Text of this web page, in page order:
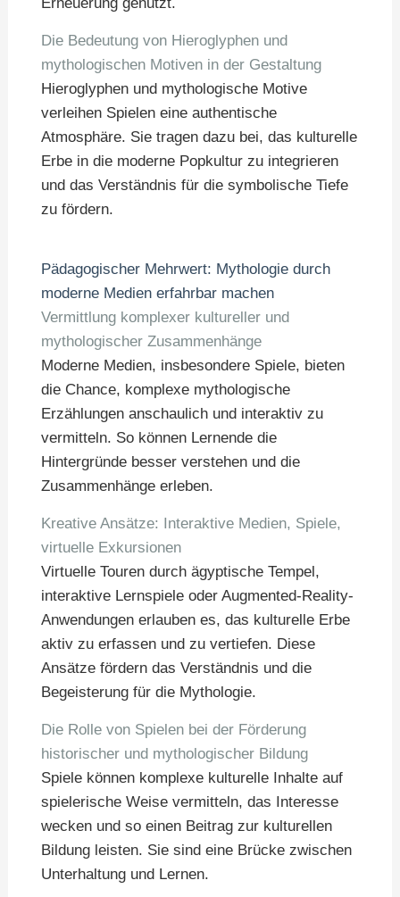
Die Bedeutung von Hieroglyphen und
mythologischen Motiven in der Gestaltung
Hieroglyphen und mythologische Motive
verleihen Spielen eine authentische
Atmosphäre. Sie tragen dazu bei, das kulturelle
Erbe in die moderne Popkultur zu integrieren
und das Verständnis für die symbolische Tiefe
zu fördern.
Pädagogischer Mehrwert: Mythologie durch
moderne Medien erfahrbar machen
Vermittlung komplexer kultureller und
mythologischer Zusammenhänge
Moderne Medien, insbesondere Spiele, bieten
die Chance, komplexe mythologische
Erzählungen anschaulich und interaktiv zu
vermitteln. So können Lernende die
Hintergründe besser verstehen und die
Zusammenhänge erleben.
Kreative Ansätze: Interaktive Medien, Spiele,
virtuelle Exkursionen
Virtuelle Touren durch ägyptische Tempel,
interaktive Lernspiele oder Augmented-Reality-
Anwendungen erlauben es, das kulturelle Erbe
aktiv zu erfassen und zu vertiefen. Diese
Ansätze fördern das Verständnis und die
Begeisterung für die Mythologie.
Die Rolle von Spielen bei der Förderung
historischer und mythologischer Bildung
Spiele können komplexe kulturelle Inhalte auf
spielerische Weise vermitteln, das Interesse
wecken und so einen Beitrag zur kulturellen
Bildung leisten. Sie sind eine Brücke zwischen
Unterhaltung und Lernen.